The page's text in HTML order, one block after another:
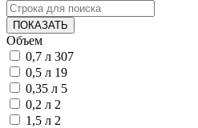
ПОКАЗАТЬ
Объем
0,7 л 307
0,5 л 19
0,35 л 5
0,2 л 2
1,5 л 2